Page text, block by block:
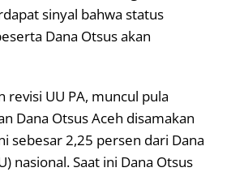
sinyal bahwa status
Dana Otsus akan
revisi UU PA, muncul pula
Dana Otsus Aceh disamakan
sebesar 2,25 persen dari Dana
nasional. Saat ini Dana Otsus